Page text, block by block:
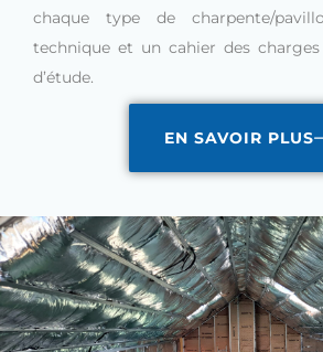
chaque type de charpente/
technique et un cahier des
d’étude.
EN SAVOIR PLUS